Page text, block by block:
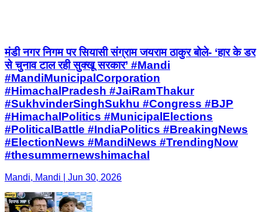
मंडी नगर निगम पर सियासी संग्राम जयराम ठाकुर बोले- ‘हार के डर
से चुनाव टाल रही सुक्खू सरकार’ #Mandi
#MandiMunicipalCorporation
#HimachalPradesh #JaiRamThakur
#SukhvinderSinghSukhu #Congress #BJP
#HimachalPolitics #MunicipalElections
#PoliticalBattle #IndiaPolitics #BreakingNews
#ElectionNews #MandiNews #TrendingNow
#thesummernewshimachal
Mandi, Mandi | Jun 30, 2026